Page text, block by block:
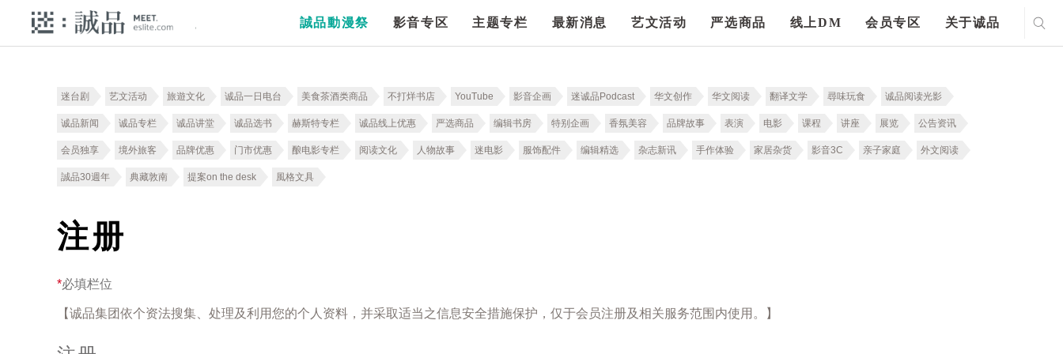
誠品動漫祭 影音专区 主题专栏 最新消息 艺文活动 严选商品 线上DM 会员专区 关于诚品
迷台剧 艺文活动 旅遊文化 诚品一日电台 美食茶酒类商品 不打烊书店 YouTube 影音企画 迷诚品Podcast 华文创作 华文阅读 翻译文学 尋味玩食 诚品阅读光影
诚品新闻 诚品专栏 诚品讲堂 诚品选书 赫斯特专栏 诚品线上优惠 严选商品 编辑书房 特别企画 香氛美容 品牌故事 表演 电影 课程 讲座 展览 公告资讯
会员独享 境外旅客 品牌优惠 门市优惠 酿电影专栏 阅读文化 人物故事 迷电影 服饰配件 编辑精选 杂志新讯 手作体验 家居杂货 影音3C 亲子家庭 外文阅读
誠品30週年 典藏敦南 提案on the desk 風格文具
注册
*必填栏位
【诚品集团依个资法搜集、处理及利用您的个人资料，并采取适当之信息安全措施保护，仅于会员注册及相关服务范围内使用。】